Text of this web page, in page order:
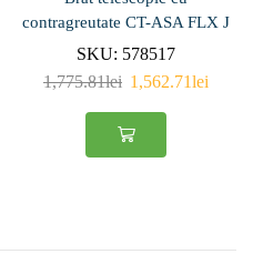
contragreutate CT-ASA FLX J
SKU: 578517
1,775.81lei 1,562.71lei